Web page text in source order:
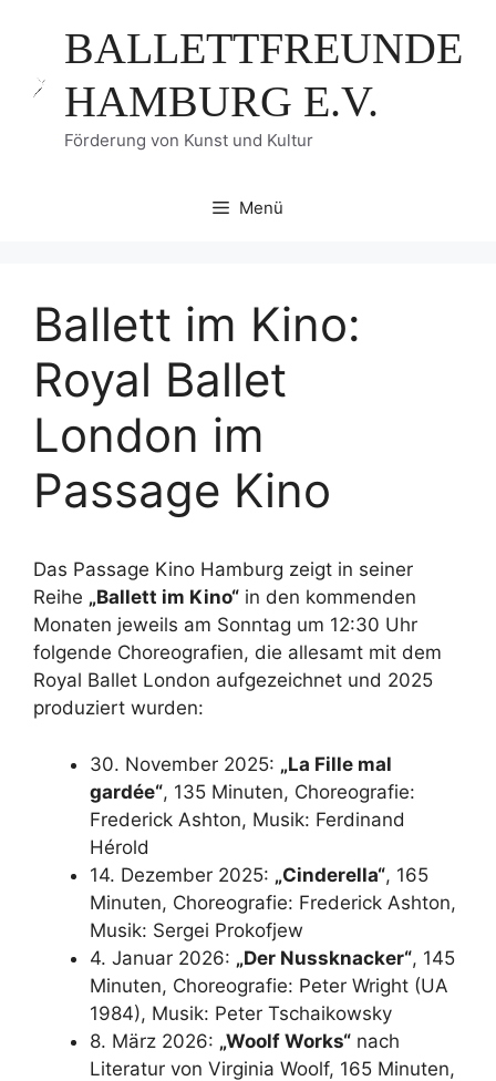
springenBALLETTFREUNDE
HAMBURG E.V.
Förderung von Kunst und Kultur
Menü
Ballett im Kino:
Royal Ballet
London im
Passage Kino
Das Passage Kino Hamburg zeigt in seiner
Reihe „Ballett im Kino“ in den kommenden
Monaten jeweils am Sonntag um 12:30 Uhr
folgende Choreografien, die allesamt mit dem
Royal Ballet London aufgezeichnet und 2025
produziert wurden:
30. November 2025: „La Fille mal
gardée“, 135 Minuten, Choreografie:
Frederick Ashton, Musik: Ferdinand
Hérold
14. Dezember 2025: „Cinderella“, 165
Minuten, Choreografie: Frederick Ashton,
Musik: Sergei Prokofjew
4. Januar 2026: „Der Nussknacker“, 145
Minuten, Choreografie: Peter Wright (UA
1984), Musik: Peter Tschaikowsky
8. März 2026: „Woolf Works“ nach
Literatur von Virginia Woolf, 165 Minuten,